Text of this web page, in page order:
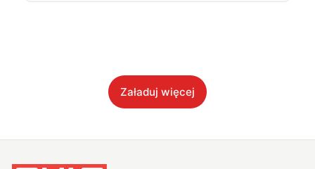
Załaduj więcej